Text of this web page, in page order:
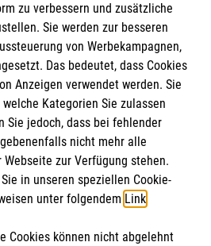
e.V.
1201 2000 12
zu verbessern und zusätzliche
Sie werden zur besseren
von Werbekampagnen,
Das bedeutet, dass Cookies
Anzeigen verwendet werden. Sie
Kategorien Sie zulassen
Sie jedoch, dass bei fehlender
nicht mehr alle
zur Verfügung stehen.
in unseren speziellen Cookie-
unter folgendem Link.
Cookies können nicht abgelehnt